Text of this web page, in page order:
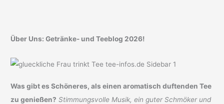
Über Uns: Getränke- und Teeblog 2026!
Was gibt es Schöneres, als einen aromatisch duftenden Tee
zu genießen? Stimmungsvolle Musik, ein guter Schmöker und